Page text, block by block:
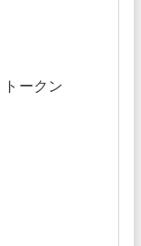
トークン